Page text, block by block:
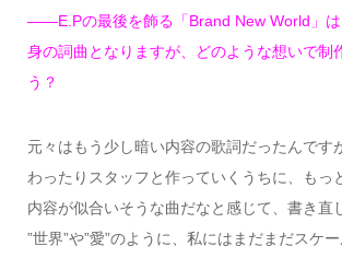
——E.Pの最後を飾る「Brand New World」は
身の詞曲となりますが、どのような想いで制
う？
元々はもう少し暗い内容の歌詞だったんです
わったりスタッフと作っていくうちに、もっ
内容が似合いそうな曲だなと感じて、書き直
”世界”や”愛”のように、私にはまだまだスケ